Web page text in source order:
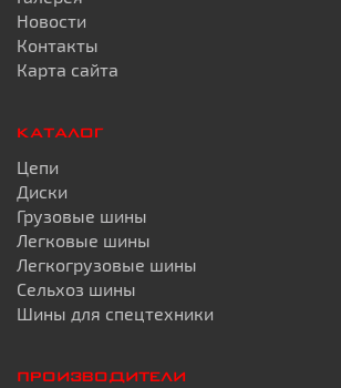
Новости
Контакты
Карта сайта
КАТАЛОГ
Цепи
Диски
Грузовые шины
Легковые шины
Легкогрузовые шины
Сельхоз шины
Шины для спецтехники
ПРОИЗВОДИТЕЛИ